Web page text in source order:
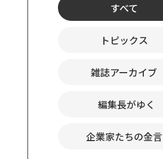
すべて
トピックス
雑誌アーカイブ
編集長がゆく
企業家たちの金言